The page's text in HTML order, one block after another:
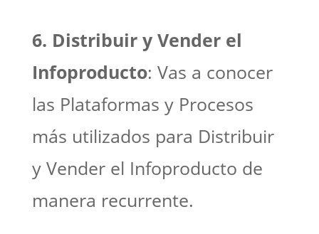
6. Distribuir y Vender el
Infoproducto: Vas a conocer
las Plataformas y Procesos
más utilizados para Distribuir
y Vender el Infoproducto de
manera recurrente.